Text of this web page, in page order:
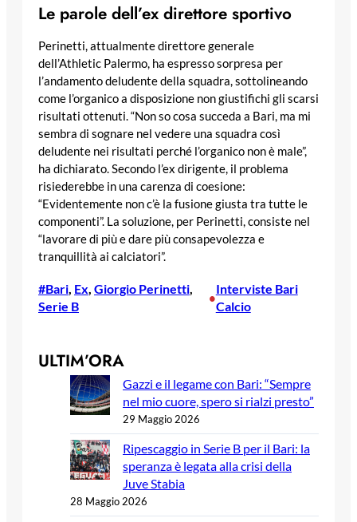
Le parole dell’ex direttore sportivo
Perinetti, attualmente direttore generale
dell’Athletic Palermo, ha espresso sorpresa per
l’andamento deludente della squadra, sottolineando
come l’organico a disposizione non giustifichi gli scarsi
risultati ottenuti. “Non so cosa succeda a Bari, ma mi
sembra di sognare nel vedere una squadra così
deludente nei risultati perché l’organico non è male”,
ha dichiarato. Secondo l’ex dirigente, il problema
risiederebbe in una carenza di coesione:
“Evidentemente non c’è la fusione giusta tra tutte le
componenti”. La soluzione, per Perinetti, consiste nel
“lavorare di più e dare più consapevolezza e
tranquillità ai calciatori”.
#Bari, Ex, Giorgio Perinetti
Serie B
•
Interviste Bari
Calcio
ULTIM’ORA
Gazzi e il legame con Bari: “Sempre
nel mio cuore, spero si rialzi presto”
29 Maggio 2026
Ripescaggio in Serie B per il Bari: la
speranza è legata alla crisi della
Juve Stabia
28 Maggio 2026